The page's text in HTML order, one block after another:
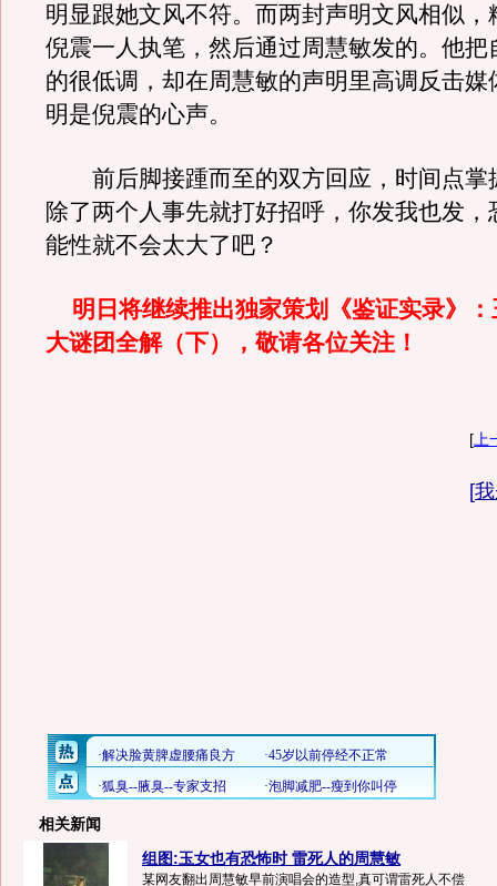
明显跟她文风不符。而两封声明文风相似，
倪震一人执笔，然后通过周慧敏发的。他把
的很低调，却在周慧敏的声明里高调反击媒
明是倪震的心声。
前后脚接踵而至的双方回应，时间点掌
除了两个人事先就打好招呼，你发我也发，
能性就不会太大了吧？
明日将继续推出独家策划《鉴证实录》
大谜团全解（下），敬请各位关注！
[
[
相关新闻
组图:玉女也有恐怖时 雷死人的周慧敏
某网友翻出周慧敏早前演唱会的造型,真可谓雷死人不偿